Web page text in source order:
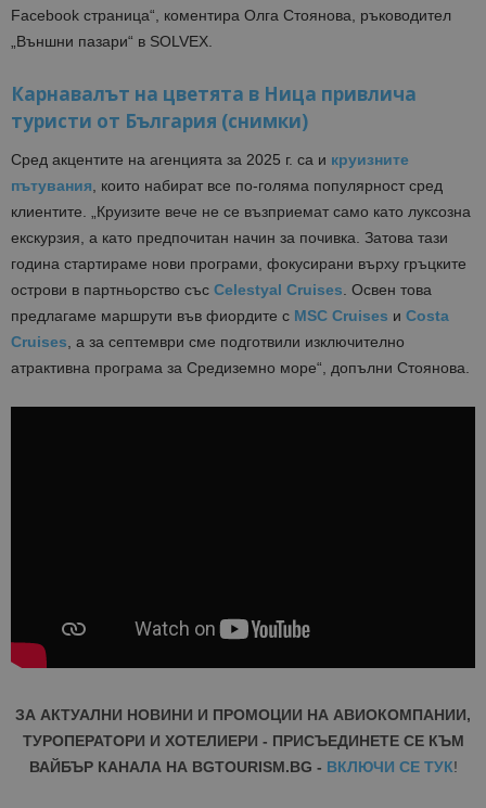
Facebook страница“, коментира Олга Стоянова, ръководител
„Външни пазари“ в SOLVEX.
Карнавалът на цветята в Ница привлича
туристи от България (снимки)
Сред акцентите на агенцията за 2025 г. са и круизните
пътувания , които набират все по-голяма популярност сред
клиентите. „Круизите вече не се възприемат само като луксозна
екскурзия, а като предпочитан начин за почивка. Затова тази
година стартираме нови програми, фокусирани върху гръцките
острови в партньорство със Celestyal Cruises . Освен това
предлагаме маршрути във фиордите с MSC Cruises и Costa
Cruises , а за септември сме подготвили изключително
атрактивна програма за Средиземно море“, допълни Стоянова.
ЗА АКТУАЛНИ НОВИНИ И ПРОМОЦИИ НА АВИОКОМПАНИИ,
ТУРОПЕРАТОРИ И ХОТЕЛИЕРИ - ПРИСЪЕДИНЕТЕ СЕ КЪМ
ВАЙБЪР КАНАЛА НА BGTOURISM.BG - ВКЛЮЧИ СЕ ТУК!